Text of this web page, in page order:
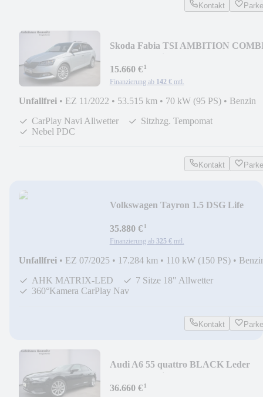
Kontakt
Skoda Fabia TSI AMBITION
15.660 €¹
Finanzierung ab 142 € mtl.
Unfallfrei • EZ 11/2022 • 53.515 km • 70 kW (95 PS) • Benzin
CarPlay Navi Allwetter
Sitzhzg. Tempomat
Nebel PDC
Kontakt
Volkswagen Tayron 1.5 DSG Life
35.880 €¹
Finanzierung ab 325 € mtl.
Unfallfrei • EZ 07/2025 • 17.284 km • 110 kW (150 PS) •
AHK MATRIX-LED
7 Sitze 18" Allwetter
360°Kamera CarPlay Nav
Kontakt
Audi A6 55 quattro BLACK Leder
36.660 €¹